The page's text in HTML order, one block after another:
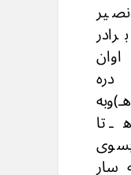
نصیر
از دره
بولان گذشت (۱۱۷۲هـ)وبه
تا
بسوی
سار